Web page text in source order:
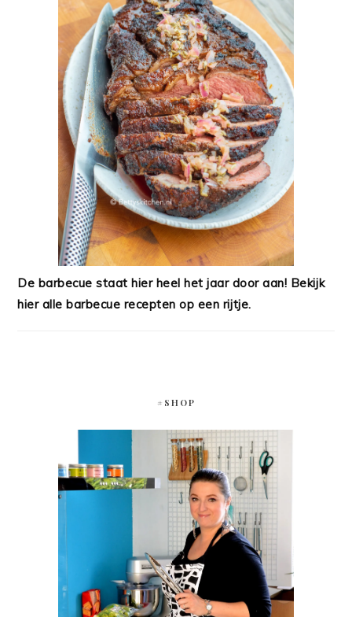
De barbecue staat hier heel het jaar door aan! Bekijk
hier alle barbecue recepten op een rijtje.
#SHOP